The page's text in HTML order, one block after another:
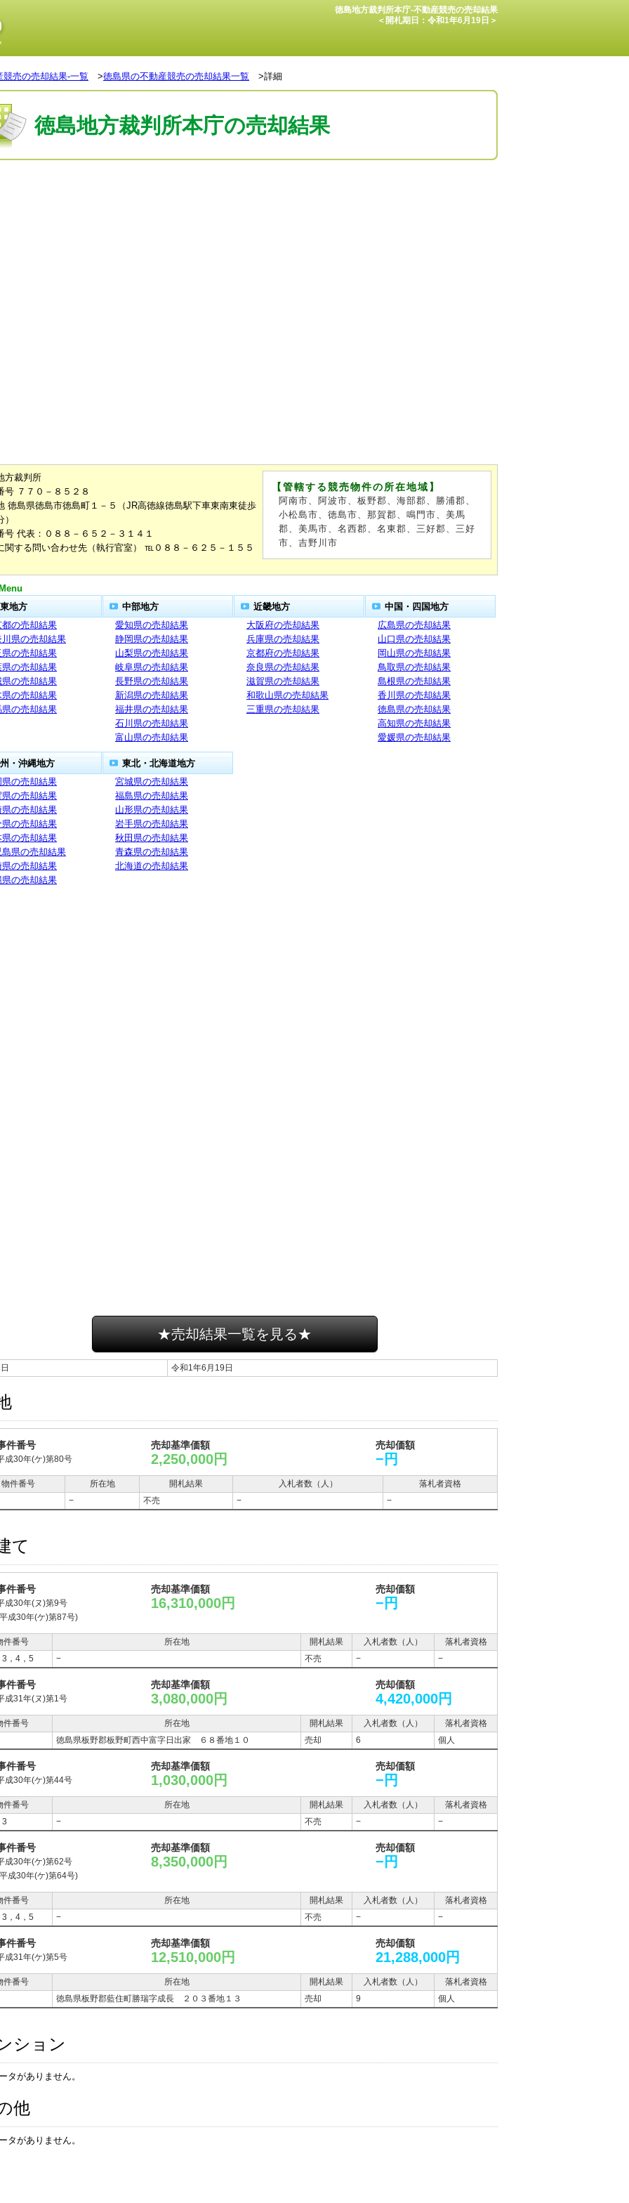
徳島地方裁判所本庁-不動産競売の売却結果
＜開札期日：令和1年6月19日＞
競売の売却結果-一覧 >徳島県の不動産競売の売却結果一覧 >詳細
徳島地方裁判所本庁の売却結果
方裁判所
号 ７７０－８５２８
徳島県徳島市徳島町１－５（JR高徳線徳島駅下車東南東徒歩
号 代表：０８８－６５２－３１４１
関する問い合わせ先（執行官室） ℡０８８－６２５－１５５
【管轄する競売物件の所在地域】
阿南市、阿波市、板野郡、海部郡、勝浦郡、
小松島市、徳島市、那賀郡、鳴門市、美馬
郡、美馬市、名西郡、名東郡、三好郡、三好
市、吉野川市
地方
都の売却結果
川県の売却結果
県の売却結果
県の売却結果
県の売却結果
県の売却結果
県の売却結果
中部地方
愛知県の売却結果
静岡県の売却結果
山梨県の売却結果
岐阜県の売却結果
長野県の売却結果
新潟県の売却結果
福井県の売却結果
石川県の売却結果
富山県の売却結果
近畿地方
大阪府の売却結果
兵庫県の売却結果
京都府の売却結果
奈良県の売却結果
滋賀県の売却結果
和歌山県の売却結果
三重県の売却結果
中国・四国地方
広島県の売却結果
山口県の売却結果
岡山県の売却結果
鳥取県の売却結果
島根県の売却結果
香川県の売却結果
徳島県の売却結果
高知県の売却結果
愛媛県の売却結果
・沖縄地方
県の売却結果
県の売却結果
県の売却結果
県の売却結果
県の売却結果
島県の売却結果
県の売却結果
県の売却結果
東北・北海道地方
宮城県の売却結果
福島県の売却結果
山形県の売却結果
岩手県の売却結果
秋田県の売却結果
青森県の売却結果
北海道の売却結果
★売却結果一覧を見る★
令和1年6月19日
件番号
成30年(ケ)第80号
売却基準価額
2,250,000円
売却価額
−円
物件番号 所在地 開札結果 入札者数（人）
落札者資格
− 不売 − −
て
件番号
成30年(ヌ)第9号
成30年(ケ)第87号)
売却基準価額
16,310,000円
売却価額
−円
件番号 所在地 開札結果 入札者数（人）
落札者資格
3，4，5
− 不売 − −
件番号
成31年(ヌ)第1号
売却基準価額
3,080,000円
売却価額
4,420,000円
件番号 所在地 開札結果 入札者数（人）
落札者資格
徳島県板野郡板野町西中富字日出家 ６８番地１０ 売却 6 個人
件番号
成30年(ケ)第44号
売却基準価額
1,030,000円
売却価額
−円
件番号 所在地 開札結果 入札者数（人）
落札者資格
3
− 不売 − −
件番号
成30年(ケ)第62号
成30年(ケ)第64号)
売却基準価額
8,350,000円
売却価額
−円
件番号 所在地 開札結果 入札者数（人）
落札者資格
3，4，5
− 不売 − −
件番号
成31年(ケ)第5号
売却基準価額
12,510,000円
売却価額
21,288,000円
件番号 所在地 開札結果 入札者数（人）
落札者資格
徳島県板野郡藍住町勝瑞字成長 ２０３番地１３ 売却 9 個人
ション
タがありません。
他
タがありません。